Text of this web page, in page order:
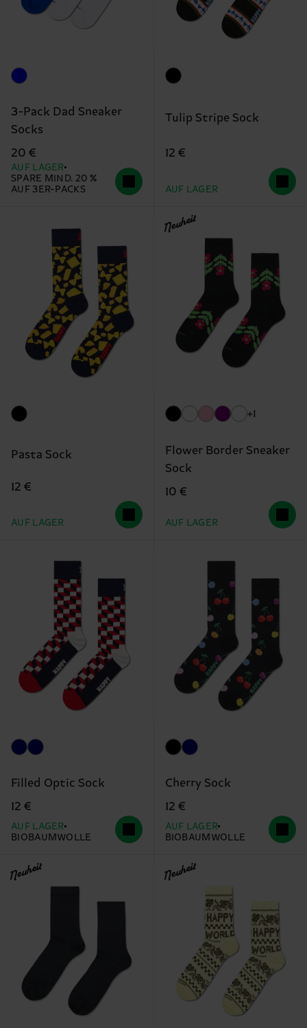
3-Pack Dad Sneaker
Socks
20 €
AUF LAGER
SPARE MIND. 20 %
AUF 3ER-PACKS
Tulip Stripe Sock
12 €
AUF LAGER
Pasta Sock
12 €
AUF LAGER
Neuheit
+1
Flower Border Sneaker
Sock
10 €
AUF LAGER
Filled Optic Sock
12 €
AUF LAGER
BIOBAUMWOLLE
Cherry Sock
12 €
AUF LAGER
BIOBAUMWOLLE
Neuheit Neuheit